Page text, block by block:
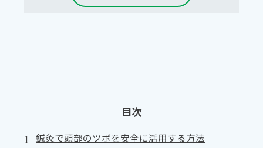
目次
鍼灸で頭部のツボを安全に活用する方法